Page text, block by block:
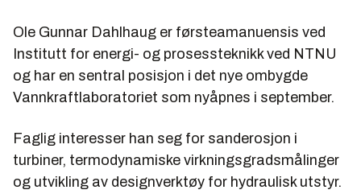
Ole Gunnar Dahlhaug er førsteamanuensis ved
Institutt for energi- og prosessteknikk ved NTNU
og har en sentral posisjon i det nye ombygde
Vannkraftlaboratoriet som nyåpnes i september.
Faglig interesser han seg for sanderosjon i
turbiner, termodynamiske virkningsgradsmålinger
og utvikling av designverktøy for hydraulisk utstyr.